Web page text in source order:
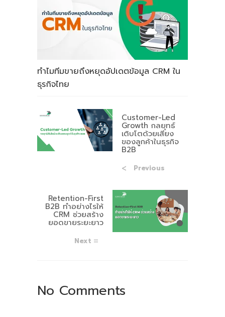
ทำไมทีมขายถึงหยุดอัปเดตข้อมูล CRM ใน
ธุรกิจไทย
Customer-Led
Growth กลยุทธ์
เติบโตด้วยเสียง
ของลูกค้าในธุรกิจ
B2B
Previous
Retention-First
B2B ทำอย่างไรให้
CRM ช่วยสร้าง
ยอดขายระยะยาว
Next
No Comments